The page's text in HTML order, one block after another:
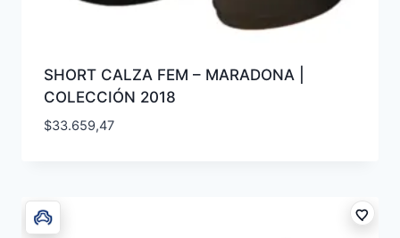
SHORT CALZA FEM – MARADONA |
COLECCIÓN 2018
$33.659,47